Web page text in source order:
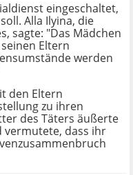
eingeschaltet,
Alla Ilyina, die
sagte: "Das Mädchen
Eltern
werden
den Eltern
zu ihren
des Täters äußerte
vermutete, dass ihr